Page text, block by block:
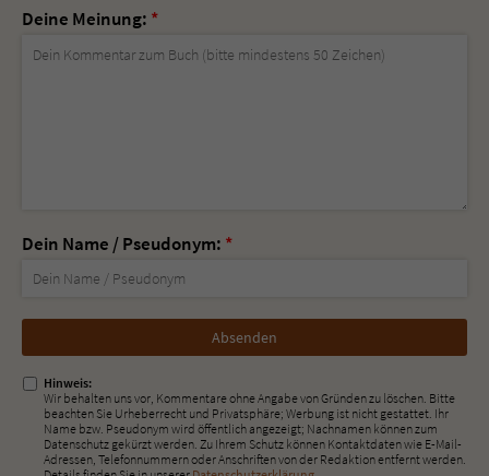
Deine Meinung: *
Dein Name / Pseudonym: *
Nicht
ausfüllen!
Hinweis:
Wir behalten uns vor, Kommentare ohne Angabe von Gründen zu löschen. Bitte
beachten Sie Urheberrecht und Privatsphäre; Werbung ist nicht gestattet. Ihr
Name bzw. Pseudonym wird öffentlich angezeigt; Nachnamen können zum
Datenschutz gekürzt werden. Zu Ihrem Schutz können Kontaktdaten wie E-Mail-
Adressen, Telefonnummern oder Anschriften von der Redaktion entfernt werden.